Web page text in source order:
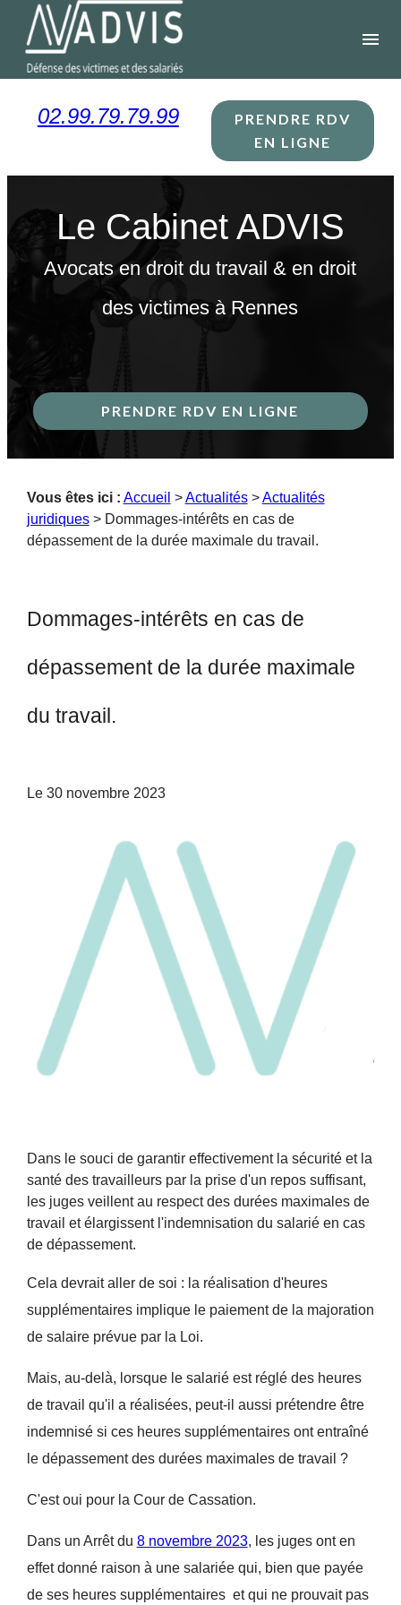
menu
02.99.79.79.99
PRENDRE RDV
EN LIGNE
Le Cabinet ADVIS
Avocats en droit du travail & en droit
des victimes à Rennes
PRENDRE RDV EN LIGNE
Vous êtes ici : Accueil >Actualités>Actualités
juridiques> Dommages-intérêts en cas de
dépassement de la durée maximale du travail.
Dommages-intérêts en cas de
dépassement de la durée maximale
du travail.
Le 30 novembre 2023
Dans le souci de garantir effectivement la sécurité et la
santé des travailleurs par la prise d'un repos suffisant,
les juges veillent au respect des durées maximales de
travail et élargissent l'indemnisation du salarié en cas
de dépassement.
Cela devrait aller de soi : la réalisation d'heures
supplémentaires implique le paiement de la majoration
de salaire prévue par la Loi.
Mais, au-delà, lorsque le salarié est réglé des heures
de travail qu'il a réalisées, peut-il aussi prétendre être
indemnisé si ces heures supplémentaires ont entraîné
le dépassement des durées maximales de travail ?
C'est oui pour la Cour de Cassation.
Dans un Arrêt du 8 novembre 2023, les juges ont en
effet donné raison à une salariée qui, bien que payée
de ses heures supplémentaires et qui ne prouvait pas
Panneau de gestion des cookies